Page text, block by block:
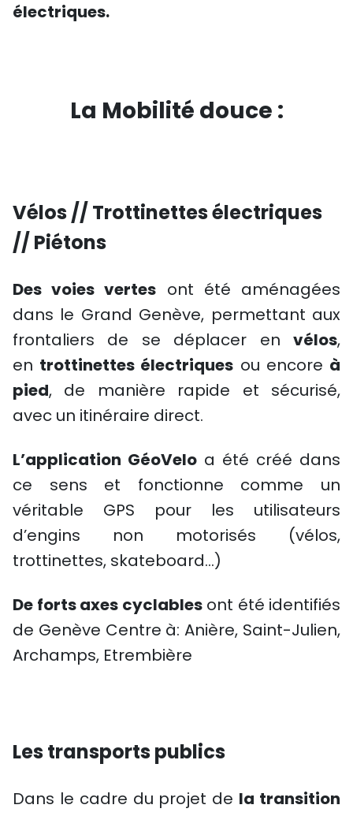
électriques.
La Mobilité douce :
Vélos // Trottinettes électriques
// Piétons
Des voies vertes ont été aménagées
dans le Grand Genève, permettant aux
frontaliers de se déplacer en vélos,
en trottinettes électriques ou encore à
pied, de manière rapide et sécurisé,
avec un itinéraire direct.
L’application GéoVelo a été créé dans
ce sens et fonctionne comme un
véritable GPS pour les utilisateurs
d’engins non motorisés (vélos,
trottinettes, skateboard…)
De forts axes cyclablesont été identifiés
de Genève Centre à: Anière, Saint-Julien,
Archamps, Etrembière
Les transports publics
Dans le cadre du projet de la transition